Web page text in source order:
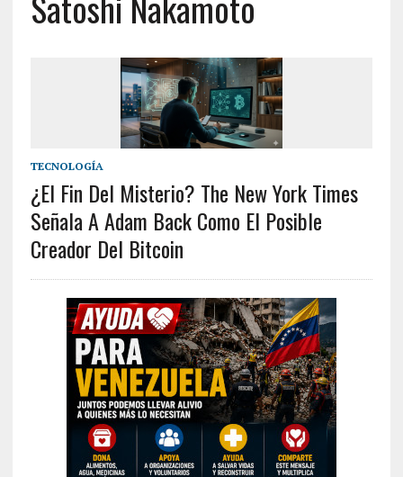
TECNOLOGÍA
¿El Fin Del Misterio? The New York Times
Señala A Adam Back Como El Posible
Creador Del Bitcoin